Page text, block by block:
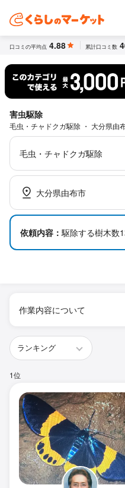
口コミの平均点 4.88 累計口コミ数
害虫駆除
毛虫・チャドクガ駆除 ・ 大分県由
毛虫・チャドクガ駆除
大分県由布市
依頼内容： 駆除する樹木数
作業内容について
1位